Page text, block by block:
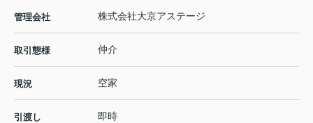
管理会社 株式会社大京アステージ
取引態様 仲介
現況 空家
引渡し 即時